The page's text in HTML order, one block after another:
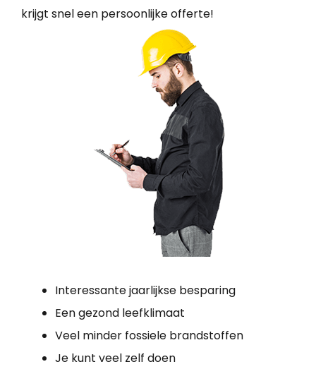
krijgt snel een persoonlijke offerte!
Interessante jaarlijkse besparing
Een gezond leefklimaat
Veel minder fossiele brandstoffen
Je kunt veel zelf doen